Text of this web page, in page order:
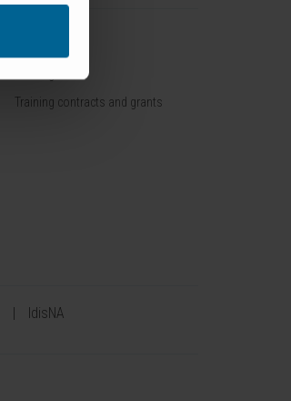
Training contracts and grants
IdisNA